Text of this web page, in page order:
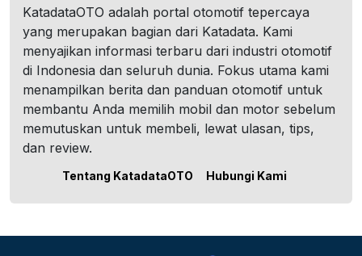
KatadataOTO adalah portal otomotif tepercaya
yang merupakan bagian dari Katadata. Kami
menyajikan informasi terbaru dari industri otomotif
di Indonesia dan seluruh dunia. Fokus utama kami
menampilkan berita dan panduan otomotif untuk
membantu Anda memilih mobil dan motor sebelum
memutuskan untuk membeli, lewat ulasan, tips,
dan review.
Tentang KatadataOTO Hubungi Kami